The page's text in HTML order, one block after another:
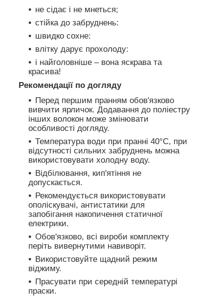
не сідає і не мнеться;
стійка до забруднень:
швидко сохне:
влітку дарує прохолоду:
і найголовніше – вона яскрава та
красива!
Рекомендації по догляду
Перед першим пранням обов'язково
вивчити ярличок. Додавання до поліестру
інших волокон може змінювати
особливості догляду.
Температура води при пранні 40°C, при
відсутності сильних забруднень можна
використовувати холодну воду.
Відбілювання, кип'ятіння не
допускається.
Рекомендується використовувати
ополіскувачі, антистатики для
запобігання накопичення статичної
електрики.
Обов'язково, всі вироби комплекту
періть вивернутими навиворіт.
Використовуйте щадний режим
віджиму.
Прасувати при середній температурі
праски.